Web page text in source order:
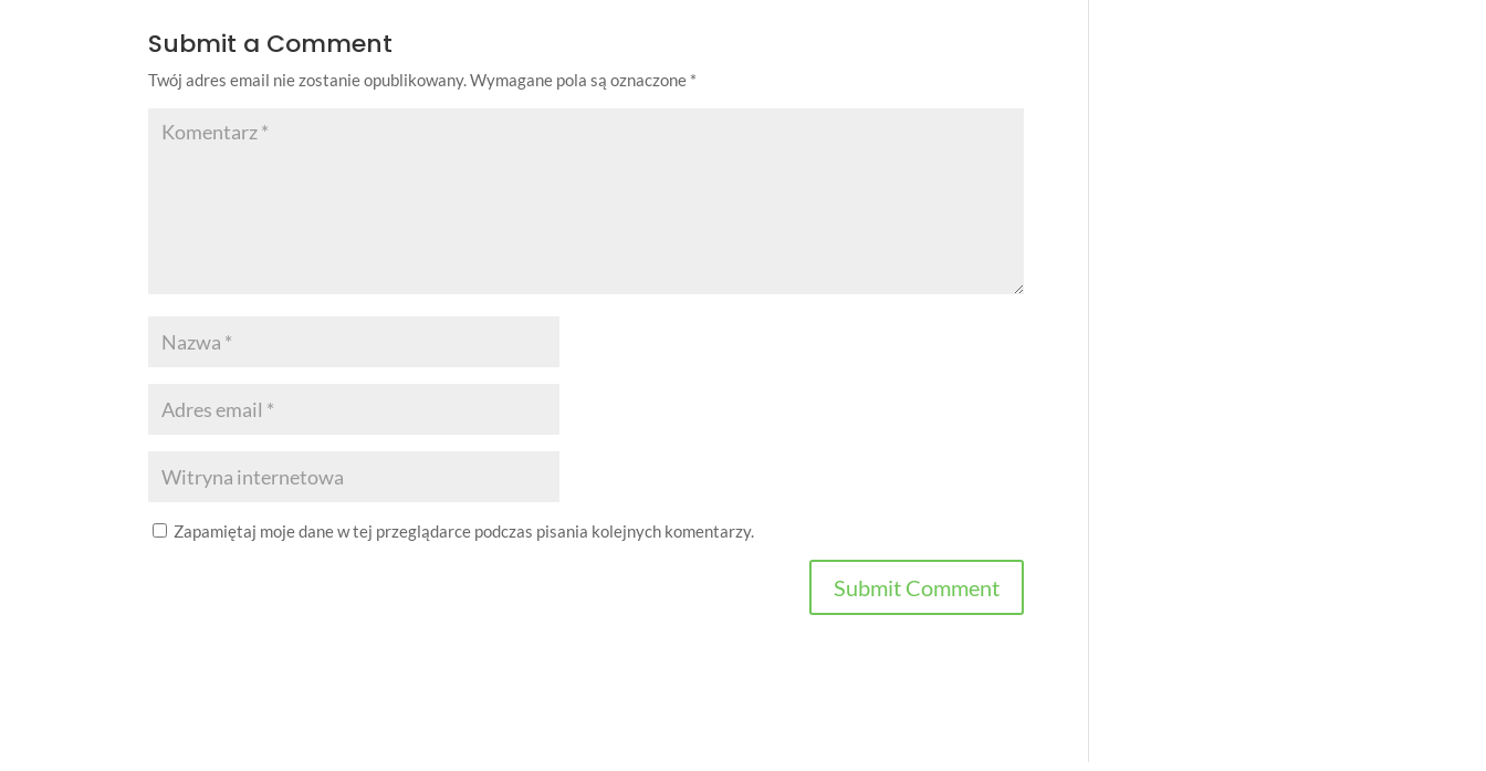
Submit a Comment
Twój adres email nie zostanie opublikowany.Wymagane pola są oznaczone *
Zapamiętaj moje dane w tej przeglądarce podczas pisania kolejnych komentarzy.